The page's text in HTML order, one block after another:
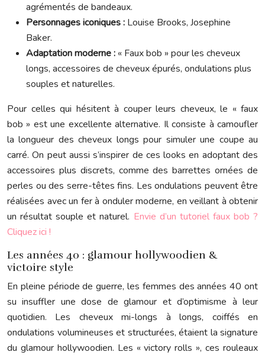
agrémentés de bandeaux.
Personnages iconiques : Louise Brooks, Josephine
Baker.
Adaptation moderne : « Faux bob » pour les cheveux
longs, accessoires de cheveux épurés, ondulations plus
souples et naturelles.
Pour celles qui hésitent à couper leurs cheveux, le « faux
bob » est une excellente alternative. Il consiste à camoufler
la longueur des cheveux longs pour simuler une coupe au
carré. On peut aussi s’inspirer de ces looks en adoptant des
accessoires plus discrets, comme des barrettes ornées de
perles ou des serre-têtes fins. Les ondulations peuvent être
réalisées avec un fer à onduler moderne, en veillant à obtenir
un résultat souple et naturel. Envie d’un tutoriel faux bob ?
Cliquez ici !
Les années 40 : glamour hollywoodien &
victoire style
En pleine période de guerre, les femmes des années 40 ont
su insuffler une dose de glamour et d’optimisme à leur
quotidien. Les cheveux mi-longs à longs, coiffés en
ondulations volumineuses et structurées, étaient la signature
du glamour hollywoodien. Les « victory rolls », ces rouleaux